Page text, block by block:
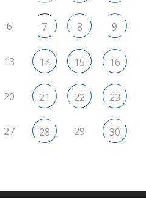
6 7 8 9
13 14 15 16
20 21 22 23
27 28 29 30